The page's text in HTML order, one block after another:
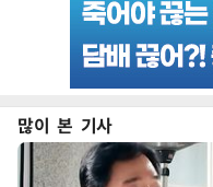
많이 본 기사